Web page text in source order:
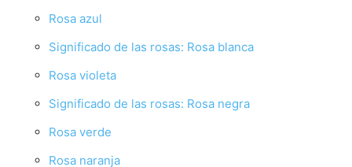
Rosa azul
Significado de las rosas: Rosa blanca
Rosa violeta
Significado de las rosas: Rosa negra
Rosa verde
Rosa naranja